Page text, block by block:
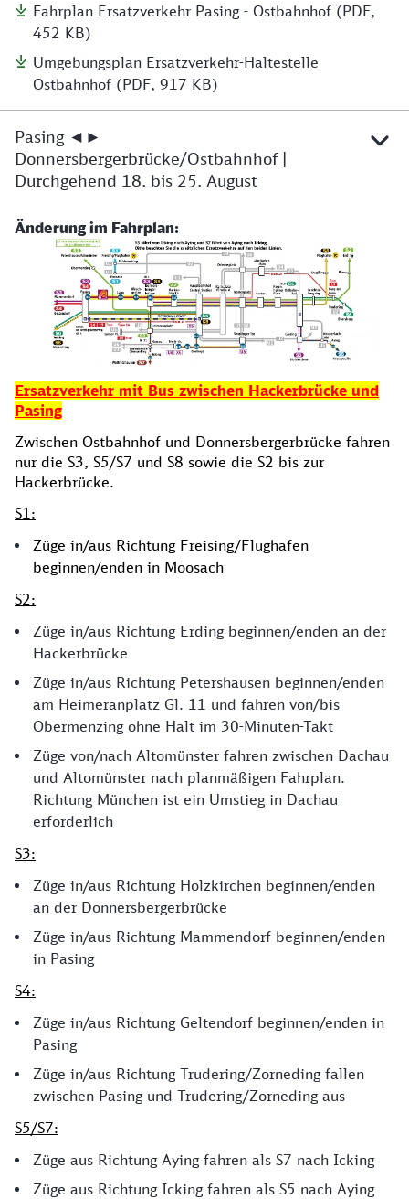
Fahrplan Ersatzverkehr Pasing - Ostbahnhof (PDF,
452 KB)
Umgebungsplan Ersatzverkehr-Haltestelle
Ostbahnhof (PDF, 917 KB)
Pasing ◄►
Donnersbergerbrücke/Ostbahnhof |
Durchgehend 18. bis 25. August
Änderung im Fahrplan:
Ersatzverkehr mit Bus zwischen Hackerbrücke und
Pasing
Zwischen Ostbahnhof und Donnersbergerbrücke fahren
nur die S3, S5/S7 und S8 sowie die S2 bis zur
Hackerbrücke.
S1:
Züge in/aus Richtung Freising/Flughafen
beginnen/enden in Moosach
S2:
Züge in/aus Richtung Erding beginnen/enden an der
Hackerbrücke
Züge in/aus Richtung Petershausen beginnen/enden
am Heimeranplatz Gl. 11 und fahren von/bis
Obermenzing ohne Halt im 30-Minuten-Takt
Züge von/nach Altomünster fahren zwischen Dachau
und Altomünster nach planmäßigen Fahrplan.
Richtung München ist ein Umstieg in Dachau
erforderlich
S3:
Züge in/aus Richtung Holzkirchen beginnen/enden
an der Donnersbergerbrücke
Züge in/aus Richtung Mammendorf beginnen/enden
in Pasing
S4:
Züge in/aus Richtung Geltendorf beginnen/enden in
Pasing
Züge in/aus Richtung Trudering/Zorneding fallen
zwischen Pasing und Trudering/Zorneding aus
S5/S7:
Züge aus Richtung Aying fahren als S7 nach Icking
Züge aus Richtung Icking fahren als S5 nach Aying